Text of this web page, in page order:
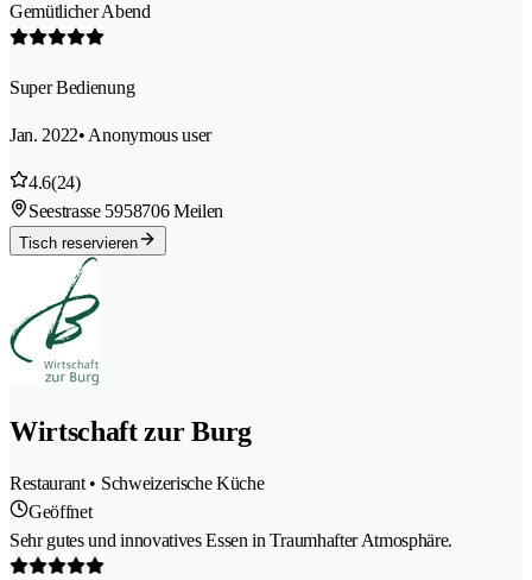
Gemütlicher Abend
Super Bedienung
Jan. 2022• Anonymous user
4.6(24)
Seestrasse 5958706 Meilen
Tisch reservieren
Wirtschaft zur Burg
Restaurant • Schweizerische Küche
Geöffnet
Sehr gutes und innovatives Essen in Traumhafter Atmosphäre.